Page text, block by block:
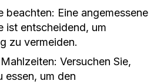
beachten: Eine angemessene
ist entscheidend, um
zu vermeiden.
Versuchen Sie,
essen, um den